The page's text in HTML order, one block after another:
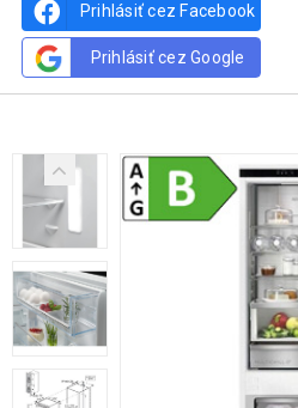
Prihlásiť cez Facebook
Prihlásiť cez Google